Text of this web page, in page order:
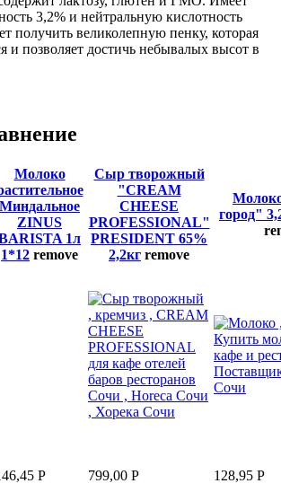
3,2% и нейтральную кислотность
получить великолепную пенку, которая
и позволяет достичь небывалых высот в
Молоко
Миндальное
ZINUS
1л
1*12 remove
Сыр творожный
"CREAM
CHEESE
PROFESSIONAL"
PRESIDENT 65%
2,2кг remove
город"
Р 799,00 Р 128,95 Р